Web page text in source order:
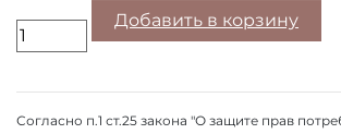
Добавить в корзину
Согласно п.1 ст.25 закона "О защите прав